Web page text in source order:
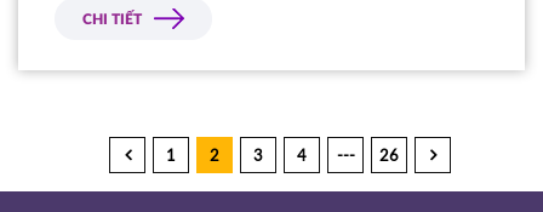
CHI TIẾT
1 2 3 4 --- 26